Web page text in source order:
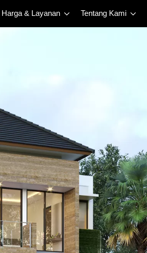
Harga & Layanan Tentang Kami